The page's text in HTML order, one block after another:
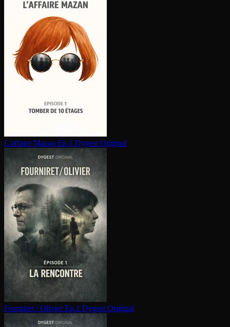
L'affaire Mazan Ep.1 Dygest Original
Fourniret / Olivier Ep.1 Dygest Original